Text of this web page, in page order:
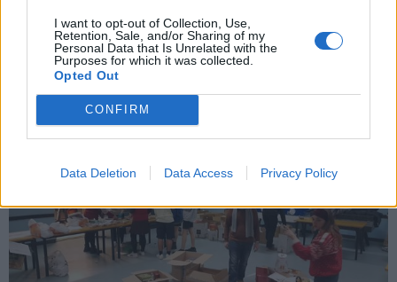
I want to opt-out of Collection, Use,
Retention, Sale, and/or Sharing of my
Personal Data that Is Unrelated with the
Purposes for which it was collected.
Opted Out
CONFIRM
Data Deletion Data Access Privacy Policy